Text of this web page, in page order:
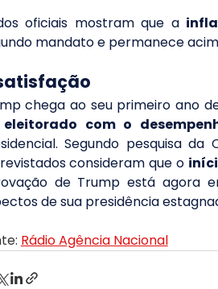
oficiais mostram que a
mandato e permanece
chega ao seu primeiro ano
com o
Segundo pesquisa da
consideram que o
de Trump está agora
de sua presidência
Rádio Agência Nacional